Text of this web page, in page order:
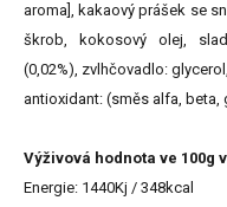
aroma], kakaový prášek se
škrob, kokosový olej,
(0,02%), zvlhčovadlo:
antioxidant: (směs alfa,
Výživová hodnota ve 100g
Energie: 1440Kj / 348kcal